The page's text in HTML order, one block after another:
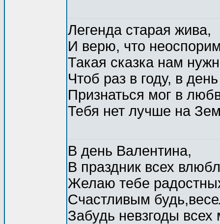
Легенда старая жива,
И верю, что
Такая сказка нам
Чтоб раз в году, в
Признаться мог в
Тебя нет лучше на
В день Валентина,
В праздник всех
Желаю тебе
Счастливым
Забудь невзгоды